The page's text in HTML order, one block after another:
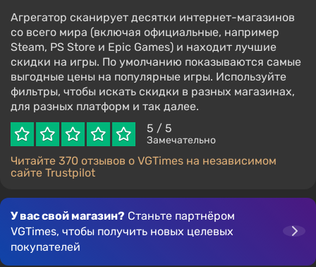
Агрегатор сканирует десятки интернет-магазинов
со всего мира (включая официальные, например
Steam, PS Store и Epic Games) и находит лучшие
скидки на игры. По умолчанию показываются самые
выгодные цены на популярные игры. Используйте
фильтры, чтобы искать скидки в разных магазинах,
для разных платформ и так далее.
5 / 5
Замечательно
Читайте 370 отзывов о VGTimes на независимом
сайте Trustpilot
У вас свой магазин? Станьте партнёром
VGTimes, чтобы получить новых целевых
покупателей